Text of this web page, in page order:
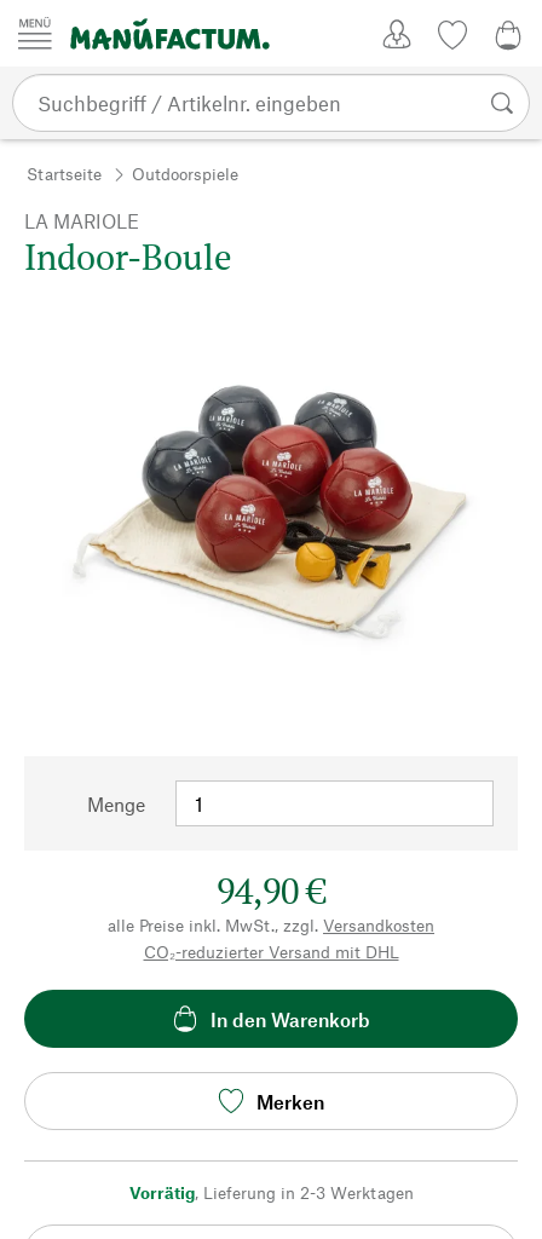
Zum Inhalt springen
Startseite Outdoorspiele
LA MARIOLE
Indoor-Boule
Menge
94,90 €
alle Preise inkl. MwSt., zzgl. Versandkosten
CO₂-reduzierter Versand mit DHL
In den Warenkorb
Merken
Vorrätig, Lieferung in 2-3 Werktagen